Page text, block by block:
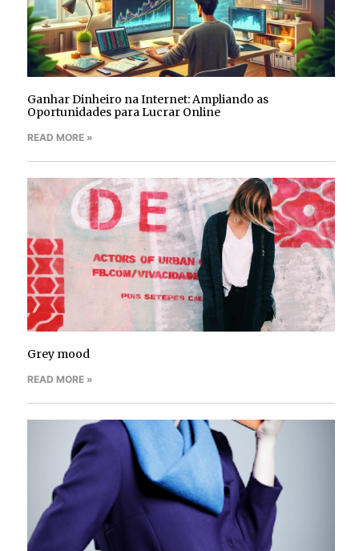
Ganhar Dinheiro na Internet: Ampliando as
Oportunidades para Lucrar Online
READ MORE »
Grey mood
READ MORE »